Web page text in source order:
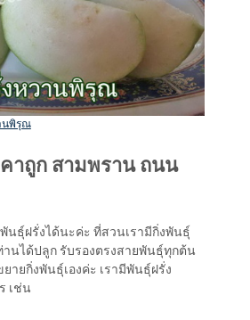
นพิรุณ
าถูก สามพราน ถนน
นธุ์ฝรั่งได้นะค่ะ ที่สวนเรามีกิ่งพันธุ์
นได้ปลูก รับรองตรงสายพันธุ์ทุกต้น
ายกิ่งพันธุ์เองค่ะ เรามีพันธุ์ฝรั่ง
เช่น